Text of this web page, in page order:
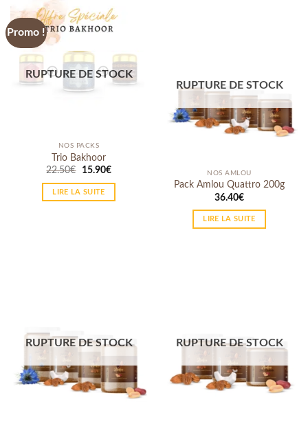
Promo !
RUPTURE DE STOCK
NOS PACKS
Trio Bakhoor
22.50€ 15.90€
LIRE LA SUITE
RUPTURE DE STOCK
NOS AMLOU
Pack Amlou Quattro 200g
36.40€
LIRE LA SUITE
RUPTURE DE STOCK RUPTURE DE STOCK